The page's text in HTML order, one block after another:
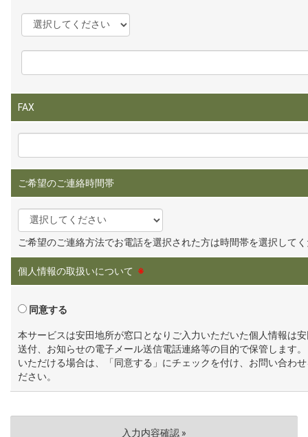
FAX
ご希望のご連絡時間帯
ご希望のご連絡方法でお電話を選択された方は時間帯を選択して
個人情報の取扱いについて ※
同意する
本サービスは安田地所が窓口となりご入力いただいた個人情報は
送付、お知らせの電子メール送信電話連絡等の目的で保管します
いただける場合は、「同意する」にチェックを付け、お問い合わ
ださい。